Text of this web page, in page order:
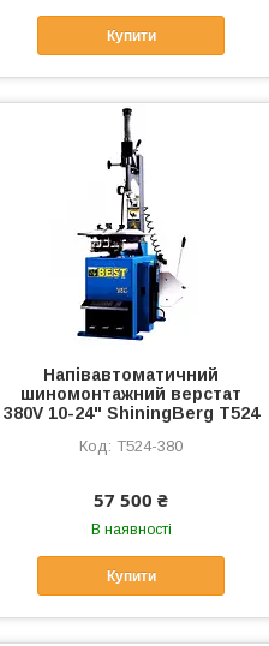
Купити
Напівавтоматичний
шиномонтажний верстат
380V 10-24" ShiningBerg T524
T524-380
57 500 ₴
В наявності
Купити